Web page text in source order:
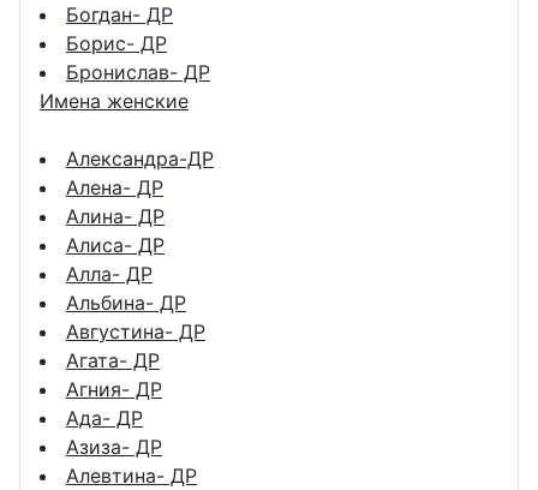
Богдан- ДР
Борис- ДР
Бронислав- ДР
Имена женские
Александра-ДР
Алена- ДР
Алина- ДР
Алиса- ДР
Алла- ДР
Альбина- ДР
Августина- ДР
Агата- ДР
Агния- ДР
Ада- ДР
Азиза- ДР
Алевтина- ДР